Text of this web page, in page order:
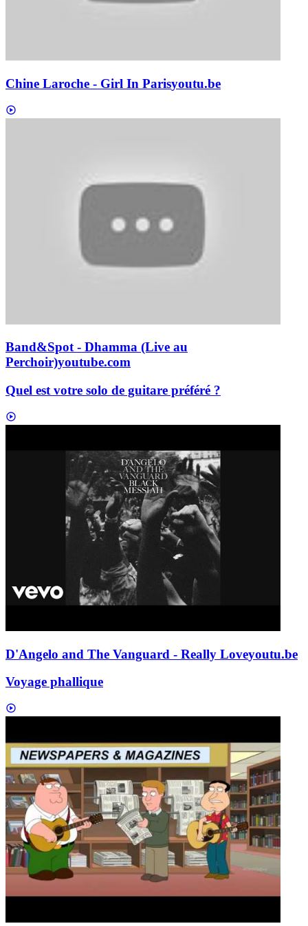
Chine Laroche - Girl In Parisyoutu.be
Band&Spot - Dhamma (Live au
Perchoir)youtube.com
Quel est votre solo de guitare préféré ?
D'Angelo and The Vanguard - Really Loveyoutu.be
Voyage phallique